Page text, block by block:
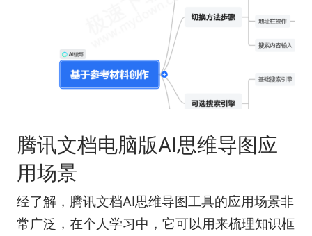
腾讯文档电脑版AI思维导图应
用场景
经了解，腾讯文档AI思维导图工具的应用场景非
常广泛，在个人学习中，它可以用来梳理知识框